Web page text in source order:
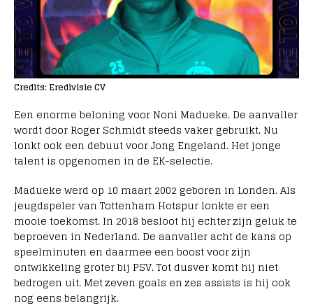
Credits: Eredivisie CV
Een enorme beloning voor Noni Madueke. De aanvaller
wordt door Roger Schmidt steeds vaker gebruikt. Nu
lonkt ook een debuut voor Jong Engeland. Het jonge
talent is opgenomen in de EK-selectie.
Madueke werd op 10 maart 2002 geboren in Londen. Als
jeugdspeler van Tottenham Hotspur lonkte er een
mooie toekomst. In 2018 besloot hij echter zijn geluk te
beproeven in Nederland. De aanvaller acht de kans op
speelminuten en daarmee een boost voor zijn
ontwikkeling groter bij PSV. Tot dusver komt hij niet
bedrogen uit. Met zeven goals en zes assists is hij ook
nog eens belangrijk.